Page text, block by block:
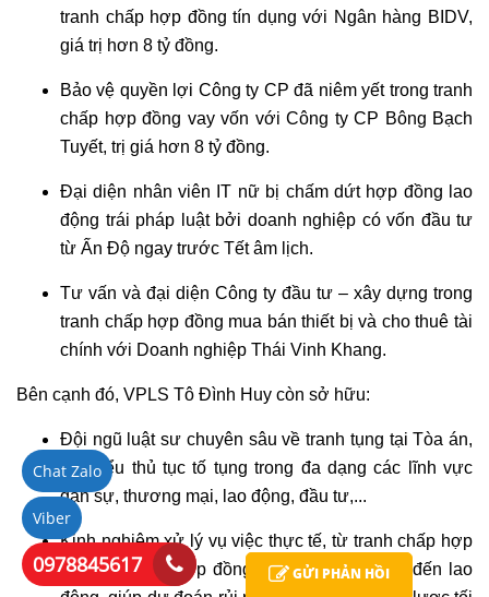
tranh chấp hợp đồng tín dụng với Ngân hàng BIDV,
giá trị hơn 8 tỷ đồng.
Bảo vệ quyền lợi Công ty CP đã niêm yết trong tranh
chấp hợp đồng vay vốn với Công ty CP Bông Bạch
Tuyết, trị giá hơn 8 tỷ đồng.
Đại diện nhân viên IT nữ bị chấm dứt hợp đồng lao
động trái pháp luật bởi doanh nghiệp có vốn đầu tư
từ Ấn Độ ngay trước Tết âm lịch.
Tư vấn và đại diện Công ty đầu tư – xây dựng trong
tranh chấp hợp đồng mua bán thiết bị và cho thuê tài
chính với Doanh nghiệp Thái Vinh Khang.
Bên cạnh đó, VPLS Tô Đình Huy còn sở hữu:
Đội ngũ luật sư chuyên sâu về tranh tụng tại Tòa án,
am hiểu thủ tục tố tụng trong đa dạng các lĩnh vực
dân sự, thương mại, lao động, đầu tư,...
Kinh nghiệm xử lý vụ việc thực tế, từ tranh chấp hợp
đồng quốc tế, hợp đồng tín dụng, bảo hiểm đến lao
GỬI PHẢN HỒI
Viber
Chat Zalo
0978845617